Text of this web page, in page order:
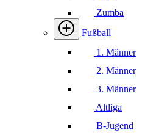
Zumba
Fußball
1. Männer
2. Männer
3. Männer
Altliga
B-Jugend